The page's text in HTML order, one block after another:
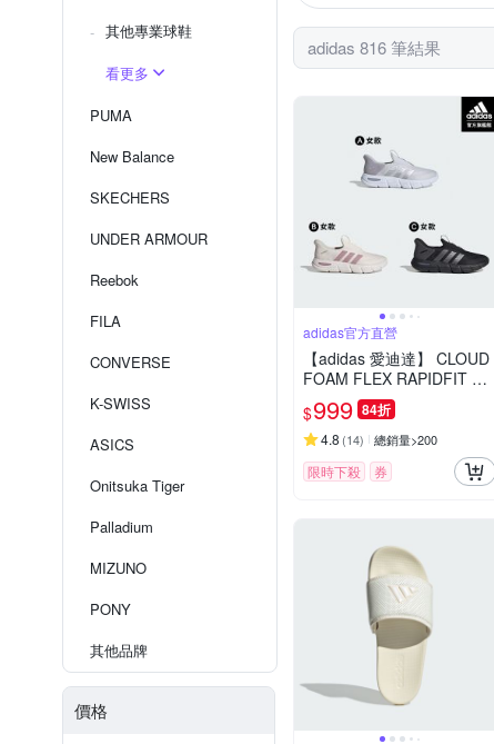
其他專業球鞋
看更多
PUMA
New Balance
SKECHERS
UNDER ARMOUR
Reebok
FILA
CONVERSE
K-SWISS
ASICS
Onitsuka Tiger
Palladium
MIZUNO
PONY
其他品牌
價格
adidas 816 筆結果
adidas官方直營
【adidas 愛迪達】 CLOUD
FOAM FLEX RAPIDFIT 運
動鞋 男鞋/女鞋 (多款任選)
$999 84折
4.8 (14) 總銷量>200
限時下殺 券